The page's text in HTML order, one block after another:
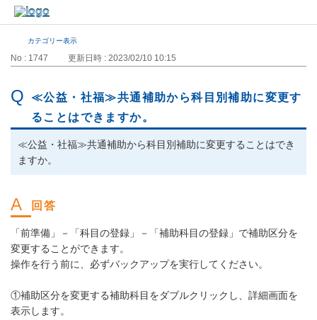
カテゴリー表示
No : 1747 更新日時 : 2023/02/10 10:15
≪公益・社福≫共通補助から科目別補助に変更す
ることはできますか。
≪公益・社福≫共通補助から科目別補助に変更することはでき
ますか。
「前準備」－「科目の登録」－「補助科目の登録」で補助区分を
変更することができます。
操作を行う前に、必ずバックアップを実行してください。
①補助区分を変更する補助科目をダブルクリックし、詳細画面を
表示します。